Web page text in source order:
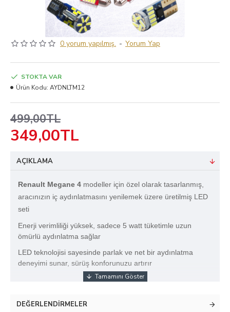
0 yorum yapılmış. - Yorum Yap
349,00TL
499,00TL
STOKTA VAR
Ürün Kodu: AYDNLTM12
AÇIKLAMA
Renault Megane 4 modeller için özel olarak tasarlanmış,
aracınızın iç aydınlatmasını yenilemek üzere üretilmiş LED
seti
Enerji verimliliği yüksek, sadece 5 watt tüketimle uzun
ömürlü aydınlatma sağlar
LED teknolojisi sayesinde parlak ve net bir aydınlatma
deneyimi sunar, sürüş konforunuzu artırır
DEĞERLENDIRMELER